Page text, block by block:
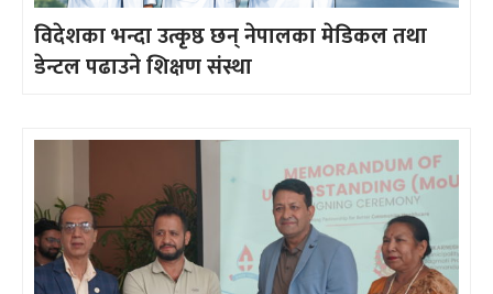
विदेशका भन्दा उत्कृष्ठ छन् नेपालका मेडिकल तथा
डेन्टल पढाउने शिक्षण संस्था